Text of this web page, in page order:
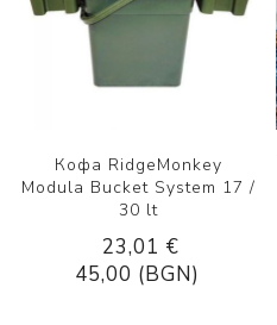
Кофа RidgeMonkey
Modula Bucket System 17 /
30 lt
23,01 €
45,00 (BGN)